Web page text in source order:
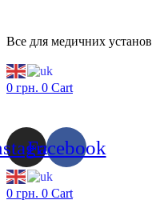
Все для медичних установ
0 грн. 0 Cart
Facebook
0 грн. 0 Cart